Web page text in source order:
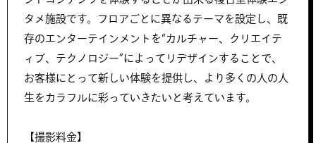
タメ施設です。フロアごとに異なるテーマを設定し、既
存のエンターテインメントを“カルチャー、クリエイテ
ィブ、テクノロジー”によってリデザインすることで、
お客様にとって新しい体験を提供し、より多くの人の人
生をカラフルに彩っていきたいと考えています。
【撮影料金】